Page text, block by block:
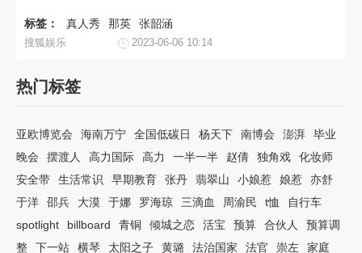
标签： 真人秀 那英 张韶涵
搜狐娱乐 2023-06-06 10:14
热门标签
亚欧博览会 海南万宁 全国低碳日 杨天下 南博会 澎湃
毕业
晚会
摆渡人 高力国际 高力 一半一半 赵倩 独角戏
化妆师
安全带
生活常识 早期教育 张丹 翡翠山 小娘惹 娘惹
亦舒
于洋
邵兵 大漠 于娜 罗海琼 三滴血 周渝民 t恤
自行车
spotlight
billboard 青铜 倾城之恋 活宝 预算 合伙人
预算调
整
下一站 横琴 太阳之子 黄璐 法治国家 法官 崇左 家庭